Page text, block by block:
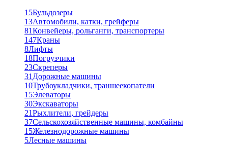
15Бульдозеры
13Автомобили, катки, грейферы
81Конвейеры, рольганги, транспортеры
147Краны
8Лифты
18Погрузчики
23Скреперы
31 Дорожные машины
10Трубоукладчики, траншеекопатели
15Элеваторы
30Экскаваторы
21Рыхлители, грейдеры
37Сельскохозяйственные машины, комбайны
15Железнодорожные машины
5Лесные машины